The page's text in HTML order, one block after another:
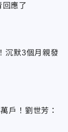
應了
沉默3個月親發
戶！劉世芳：